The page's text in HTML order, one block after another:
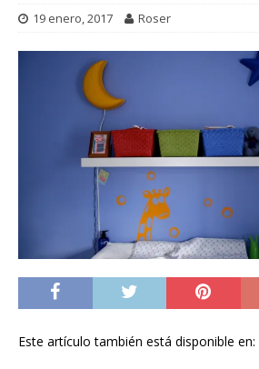
19 enero, 2017 Roser
Este artículo también está disponible en: